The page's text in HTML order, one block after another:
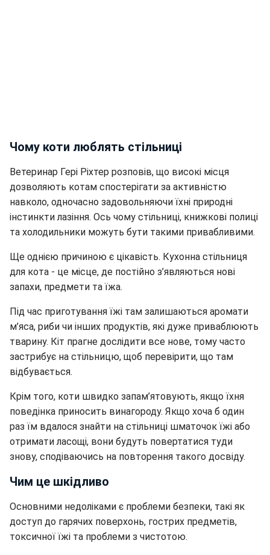
Чому коти люблять стільниці
Ветеринар Гері Ріхтер розповів, що високі місця
дозволяють котам спостерігати за активністю
навколо, одночасно задовольняючи їхні природні
інстинкти лазіння. Ось чому стільниці, книжкові полиці
та холодильники можуть бути такими привабливими.
Ще однією причиною є цікавість. Кухонна стільниця
для кота - це місце, де постійно з’являються нові
запахи, предмети та їжа.
Під час приготування їжі там залишаються аромати
м’яса, риби чи інших продуктів, які дуже приваблюють
тварину. Кіт прагне дослідити все нове, тому часто
застрибує на стільницю, щоб перевірити, що там
відбувається.
Крім того, коти швидко запам’ятовують, якщо їхня
поведінка приносить винагороду. Якщо хоча б один
раз їм вдалося знайти на стільниці шматочок їжі або
отримати ласощі, вони будуть повертатися туди
знову, сподіваючись на повторення такого досвіду.
Чим це шкідливо
Основними недоліками є проблеми безпеки, такі як
доступ до гарячих поверхонь, гострих предметів,
токсичної їжі та проблеми з чистотою.